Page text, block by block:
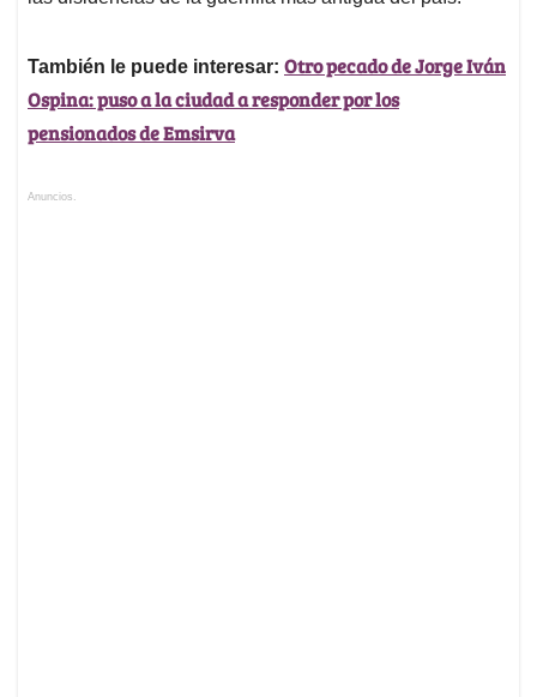
También le puede interesar: Otro pecado de Jorge Iván
Ospina: puso a la ciudad a responder por los
pensionados de Emsirva
Anuncios.